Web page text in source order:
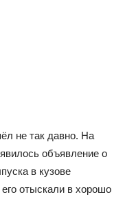
не так давно. На
объявление о
в кузове
отыскали в хорошо